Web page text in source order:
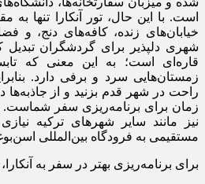
است. با این حال، تور آنکارا تنها
خیابان‌های زنده، کافه‌های دنج، و
شهری دلپذیر برای گردشگران تبدیل
قاره‌ای است؛ به این معنی که
زمستان‌هایی سرد و برفی دارد.
راحت در شهر قدم بزنید و از جاذبه‌ها
زمان برای برنامه‌ریزی سفر شماست.
نیز مانند سایر شهرهای ترکیه
مستقیمی به فرودگاه بین‌المللی
برای برنامه‌ریزی بهتر در سفر به